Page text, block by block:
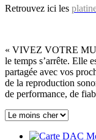
Retrouvez ici les
« VIVEZ VOTRE
le temps s’arrête. Elle
partagée avec vos
de la reproduction
de performance, de